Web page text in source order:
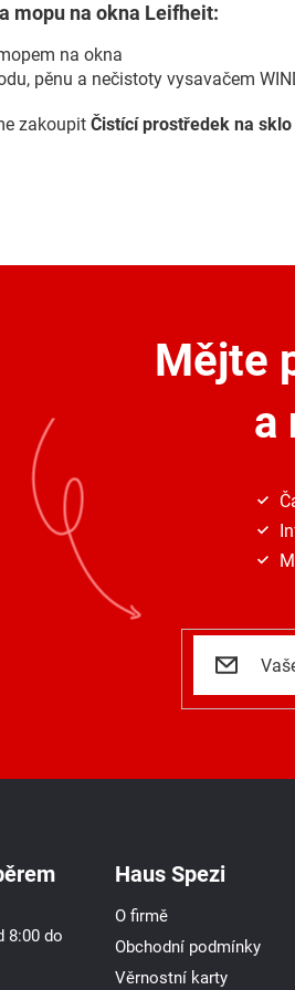
mopu na okna Leifheit:
na okna
pěnu a nečistoty vysavačem
zakoupit Čistící prostředek na
Mějte
a
8:00 do
Haus Spezi
O firmě
Obchodní podmínky
Věrnostní karty